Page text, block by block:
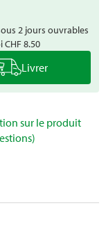
2 jours ouvrables
CHF 8.50
Livrer
sur le produit